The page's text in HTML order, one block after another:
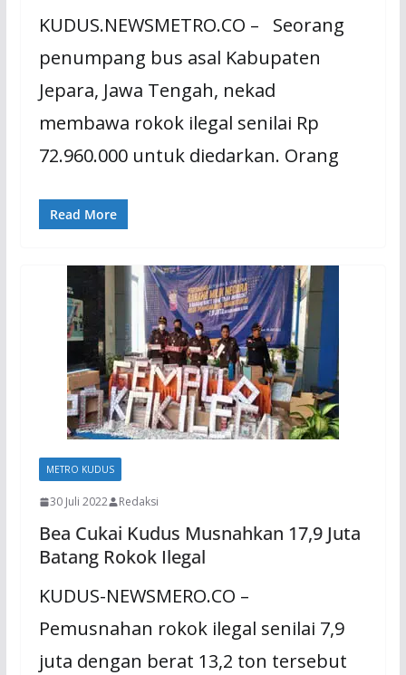
KUDUS.NEWSMETRO.CO – Seorang
penumpang bus asal Kabupaten
Jepara, Jawa Tengah, nekad
membawa rokok ilegal senilai Rp
72.960.000 untuk diedarkan. Orang
Read More
METRO KUDUS
30 Juli 2022 Redaksi
Bea Cukai Kudus Musnahkan 17,9 Juta
Batang Rokok Ilegal
KUDUS-NEWSMERO.CO –
Pemusnahan rokok ilegal senilai 7,9
juta dengan berat 13,2 ton tersebut